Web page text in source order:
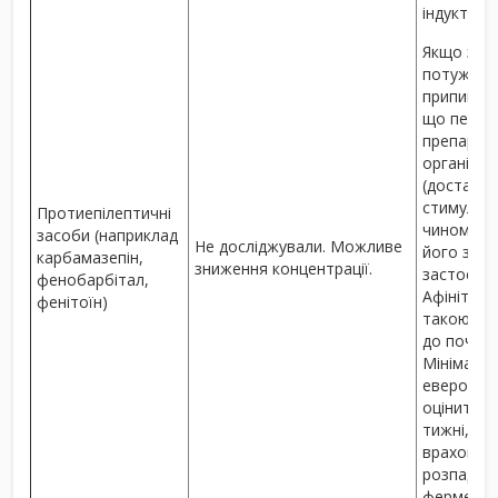
Якщо
потужних
що
чином
його
такою ж,
до
оцінити
тижні,
розпаду
Протиепілептичні
засоби (наприклад
карбамазепін,
фенобарбітал,
фенітоїн)
Не досліджували. Можливе
зниження концентрації.